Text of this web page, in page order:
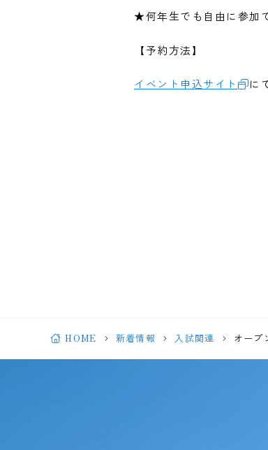
★何年生でも自由に参加
【予約方法】
イベント申込サイト に
HOME 新着情報 入試関連 オープ